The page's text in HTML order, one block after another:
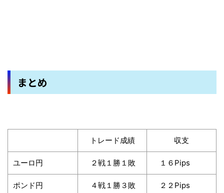
まとめ
トレード成績 収支
ユーロ円 ２戦１勝１敗 １６Pips
ポンド円 ４戦１勝３敗 ２２Pips